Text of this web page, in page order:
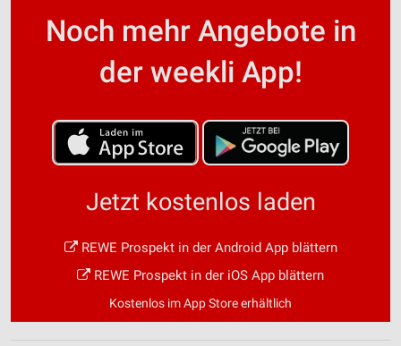
Noch mehr Angebote in
der weekli App!
Jetzt kostenlos laden
REWE Prospekt in der Android App blättern
REWE Prospekt in der iOS App blättern
Kostenlos im App Store erhältlich